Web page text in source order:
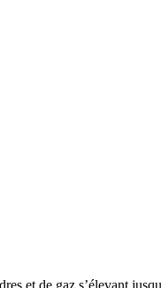
et de gaz s’élevant